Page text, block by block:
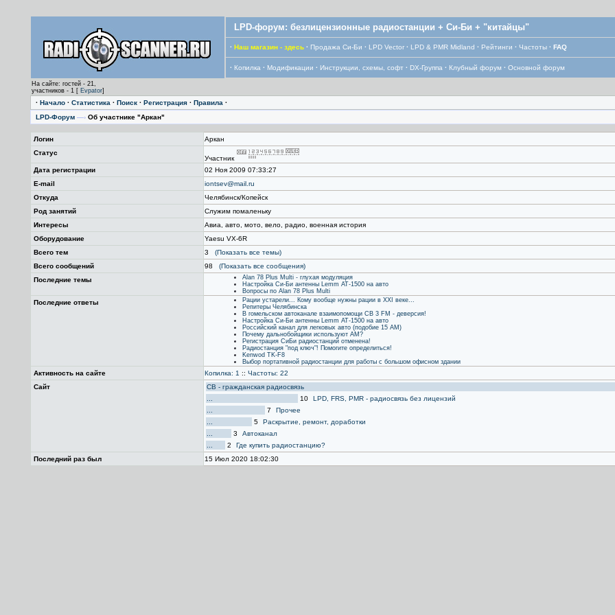
LPD-форум: безлицензионные радиостанции + Си-Би + "китайцы"
· Наш магазин - здесь · Продажа Си-Би · LPD Vector · LPD & PMR Midland · Рейтинги · Частоты · FAQ
· Копилка · Модификации · Инструкции, схемы, софт · DX-Группа · Клубный форум · Основной форум
На сайте: гостей - 21,
участников - 1 [ Evpator]
· Начало· Статистика · Поиск· Регистрация· Правила ·
LPD-Форум —›Об участнике "Аркан"
Логин
Аркан
Статус
Участник
Дата регистрации
02 Ноя 2009 07:33:27
E-mail
iontsev@mail.ru
Откуда
Челябинск/Копейск
Род занятий
Служим помаленьку
Интересы
Авиа, авто, мото, вело, радио, военная история
Оборудование
Yaesu VX-6R
Всего тем
3
(Показать все темы)
Всего сообщений
98
(Показать все сообщения)
Последние темы
Alan 78 Plus Multi - глухая модуляция
Настройка Cи-Би антенны Lemm AT-1500 на авто
Вопросы по Alan 78 Plus Multi
Последние ответы
Рации устарели... Кому вообще нужны рации в XXI веке...
Репитеры Челябинска
В гомельском автоканале взаимопомощи CB 3 FM - деверсия!
Настройка Cи-Би антенны Lemm AT-1500 на авто
Российский канал для легковых авто (подобие 15 АМ)
Почему дальнобойщики используют АМ?
Регистрация СиБи радиостанций отменена!
Радиостанция "под ключ"! Помогите определиться!
Kenwod TK-F8
Выбор портативной радиостанции для работы с большом офисном здании
Активность на сайте Копилка: 1 :: Частоты: 22
Сайт
CB - гражданская радиосвязь
10
LPD, FRS, PMR - радиосвязь без лицензий
7
Прочее
5
Раскрытие, ремонт, доработки
3
Автоканал
2
Где купить радиостанцию?
Последний раз был
15 Июл 2020 18:02:30